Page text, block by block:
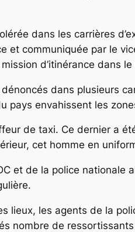
dans les carrières
communiquée par le
d’itinérance dans
dans plusieurs
envahissent les
de taxi. Ce dernier a
cet homme en
et de la police nationale
lieux, les agents de la
nombre de